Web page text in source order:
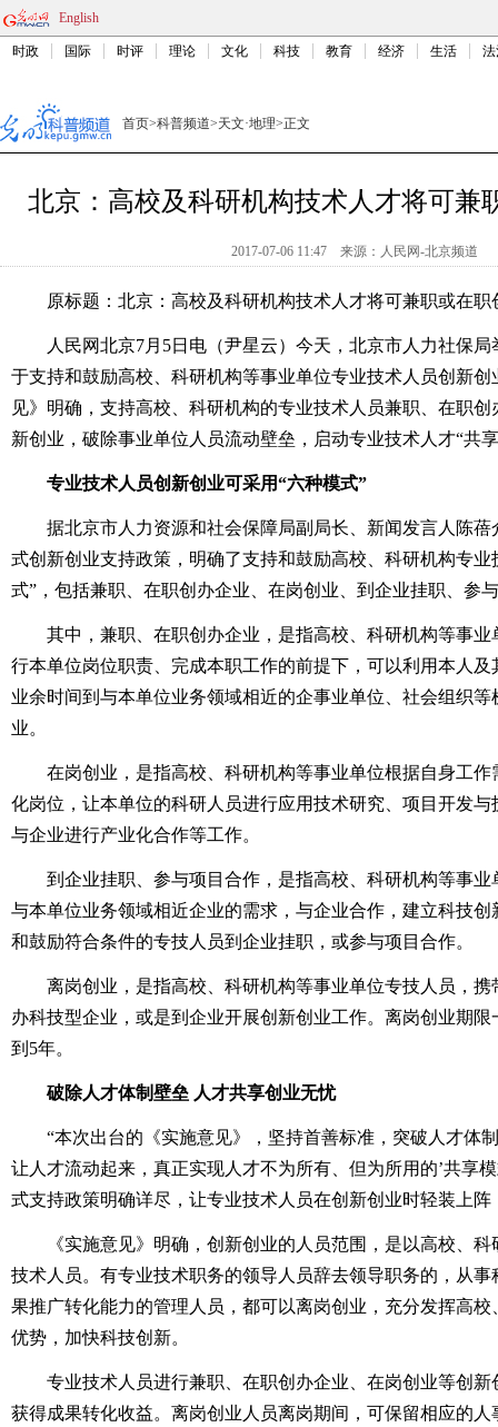
English
时政 国际 时评 理论 文化 科技 教育 经济 生活
首页>科普频道>天文·地理>正文
北京：高校及科研机构技术人才将可兼
2017-07-06 11:47 来源： 人民网-北京频道
原标题：北京：高校及科研机构技术人才将可兼职或在职
人民网北京7月5日电（尹星云）今天，北京市人力社保局
于支持和鼓励高校、科研机构等事业单位专业技术人员创新
见》明确，支持高校、科研机构的专业技术人员兼职、在职创
新创业，破除事业单位人员流动壁垒，启动专业技术人才“共
专业技术人员创新创业可采用“六种模式”
据北京市人力资源和社会保障局副局长、新闻发言人陈蓓
式创新创业支持政策，明确了支持和鼓励高校、科研机构专
式”，包括兼职、在职创办企业、在岗创业、到企业挂职、参
其中，兼职、在职创办企业，是指高校、科研机构等事业
行本单位岗位职责、完成本职工作的前提下，可以利用本人
业余时间到与本单位业务领域相近的企事业单位、社会组织
业。
在岗创业，是指高校、科研机构等事业单位根据自身工作
化岗位，让本单位的科研人员进行应用技术研究、项目开发
与企业进行产业化合作等工作。
到企业挂职、参与项目合作，是指高校、科研机构等事业
与本单位业务领域相近企业的需求，与企业合作，建立科技
和鼓励符合条件的专技人员到企业挂职，或参与项目合作。
离岗创业，是指高校、科研机构等事业单位专技人员，携
办科技型企业，或是到企业开展创新创业工作。离岗创业期
到5年。
破除人才体制壁垒 人才共享创业无忧
“本次出台的《实施意见》，坚持首善标准，突破人才体
让人才流动起来，真正实现人才不为所有、但为所用的’共享
式支持政策明确详尽，让专业技术人员在创新创业时轻装上阵
《实施意见》明确，创新创业的人员范围，是以高校、科
技术人员。有专业技术职务的领导人员辞去领导职务的，从
果推广转化能力的管理人员，都可以离岗创业，充分发挥高
优势，加快科技创新。
专业技术人员进行兼职、在职创办企业、在岗创业等创新
获得成果转化收益。离岗创业人员离岗期间，可保留相应的